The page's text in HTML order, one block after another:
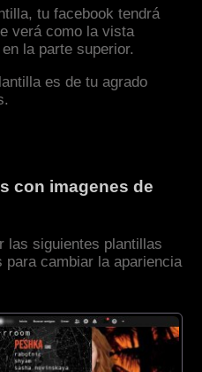
tu facebook tendrá
verá como la vista
la parte superior.
es de tu agrado
con imagenes de
las siguientes plantillas
para cambiar la apariencia